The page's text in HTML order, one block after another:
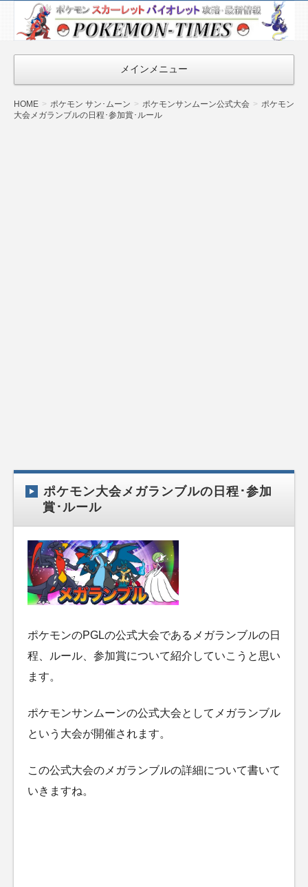
ポケモン最新
情報まとめ
『POKEMON-
TIMES』
メインメニュー
HOME ポケモン サン･ムーン ポケモンサンムーン公式大会
ポケモン
大会メガランブルの日程･参加賞･ルール
ポケモン大会メガランブルの日程･参加
賞･ルール
ポケモンのPGLの公式大会であるメガランブルの日
程、ルール、参加賞について紹介していこうと思い
ます。
ポケモンサンムーンの公式大会としてメガランブル
という大会が開催されます。
この公式大会のメガランブルの詳細について書いて
いきますね。